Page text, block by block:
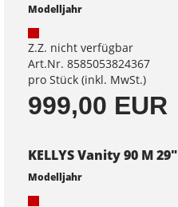
Modelljahr
Z.Z. nicht verfügbar
Art.Nr. 8585053824367
pro Stück (inkl. MwSt.)
999,00 EUR
KELLYS Vanity 90 M 29"
Modelljahr